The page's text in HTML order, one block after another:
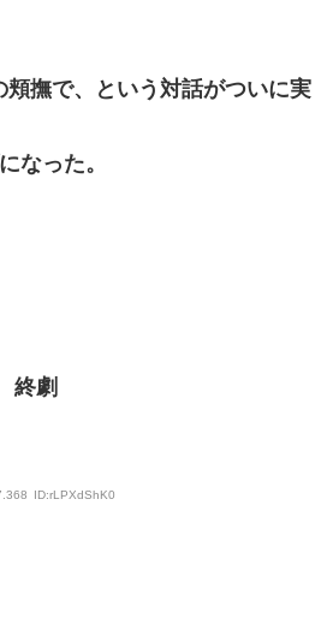
頬撫で、という対話がついに実
なった。
ID:rLPXdShK0